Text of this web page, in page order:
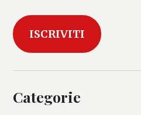
i
r
i
e
ISCRIVITI
Categorie